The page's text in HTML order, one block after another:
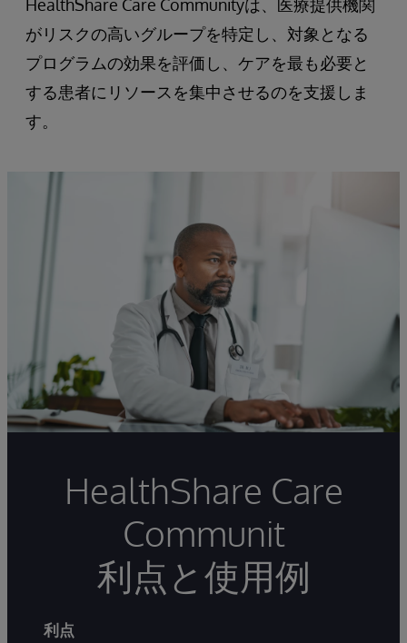
HealthShare Care Communityは、医療提供機関
がリスクの高いグループを特定し、対象となる
プログラムの効果を評価し、ケアを最も必要と
する患者にリソースを集中させるのを支援しま
す。
HealthShare Care
Communit
利点と使用例
利点